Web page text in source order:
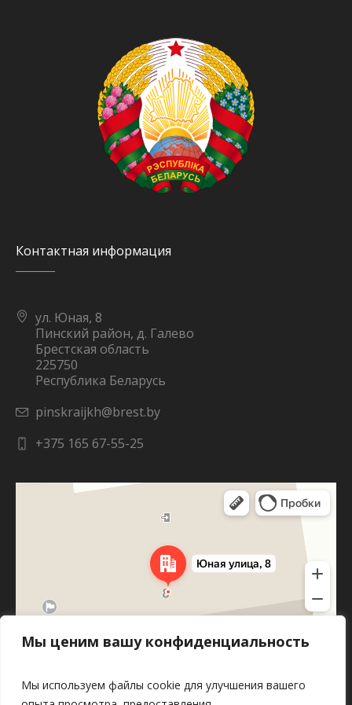
Мы ценим вашу конфиденциальность
Мы используем файлы cookie для улучшения вашего
Контактная информация
ул. Юная, 8
Пинский район, д. Галево
Брестская область
225750
Республика Беларусь
pinskraijkh@brest.by
+375 165 67-55-25
Яндекс Карты